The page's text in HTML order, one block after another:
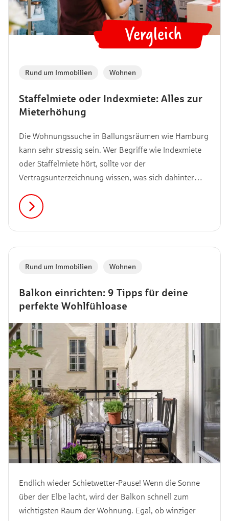
Vergleich
🔎
Staffelmiete oder Indexmiete: Alles zur
Mieterhöhung
Rund um Immobilien Wohnen
Die Wohnungssuche in Ballungsräumen wie Hamburg
kann sehr stressig sein. Wer Begriffe wie Indexmiete
oder Staffelmiete hört, sollte vor der
Vertragsunterzeichnung wissen, was sich dahinter
Mietsteigerungen völlig unterschiedlich. Dieser
Ratgeber zeigt dir, wie diese Vereinbarungen
funktionieren.
Balkon einrichten: 9 Tipps für deine
perfekte Wohlfühloase
Rund um Immobilien Wohnen
Endlich wieder Schietwetter-Pause! Wenn die Sonne
über der Elbe lacht, wird der Balkon schnell zum
wichtigsten Raum der Wohnung. Egal, ob winziger